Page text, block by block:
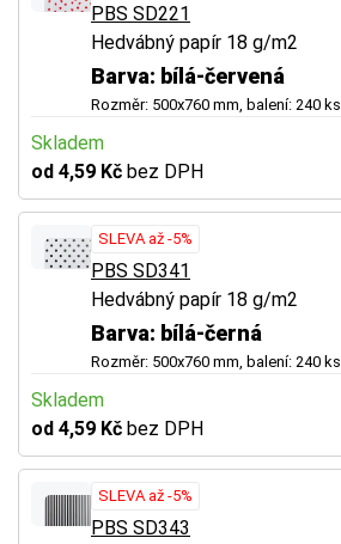
PBS SD221
Hedvábný papír 18 g/m2
Barva: bílá-červená
Rozměr: 500x760 mm, balení: 240 ks
Skladem
od 4,59 Kč bez DPH
SLEVA až -5%
PBS SD341
Hedvábný papír 18 g/m2
Barva: bílá-černá
Rozměr: 500x760 mm, balení: 240 ks
Skladem
od 4,59 Kč bez DPH
SLEVA až -5%
PBS SD343